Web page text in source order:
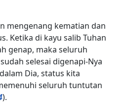
mengenang kematian dan
Ketika di kayu salib Tuhan
genap, maka seluruh
selesai digenapi-Nya
Dia, status kita
seluruh tuntutan
).